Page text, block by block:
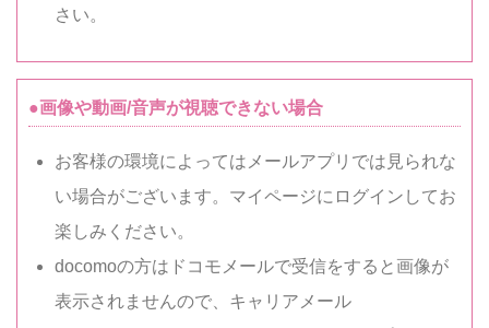
さい。
●画像や動画/音声が視聴できない場合
お客様の環境によってはメールアプリでは見られな
い場合がございます。マイページにログインしてお
楽しみください。
docomoの方はドコモメールで受信をすると画像が
表示されませんので、キャリアメール